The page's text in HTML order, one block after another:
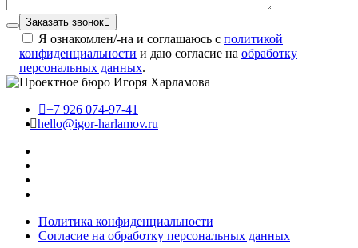
Заказать звонок
Я ознакомлен/-на и соглашаюсь с политикой
конфиденциальности и даю согласие на обработку
персональных данных.
+7 926 074-97-41
hello@igor-harlamov.ru
Политика конфиденциальности
Согласие на обработку персональных данных